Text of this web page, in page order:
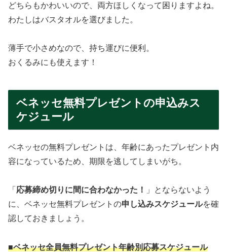
どちらもかわいいので、両方ほしくなって困りますよね。
わたしはバスタオルを選びました。
薄手で小さめなので、持ち運びに便利。
おくるみにも使えます！
ベネッセ無料プレゼントの申込みス
ケジュール
ベネッセの無料プレゼントは、年齢にあったプレゼント内
容になっているため、期限を逃してしまいがち。
「 応募締め切りに間に合わなかった！
」とならないよう
に、ベネッセ無料プレゼントの申し込みスケジュールを確
認しておきましょう。
■ベネッセ全員無料プレゼント年齢別応募スケジュール